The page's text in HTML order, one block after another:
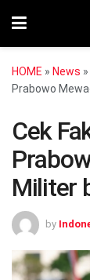
HOME » News »
Prabowo
Cek
Militer
by